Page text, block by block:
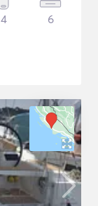
4 6